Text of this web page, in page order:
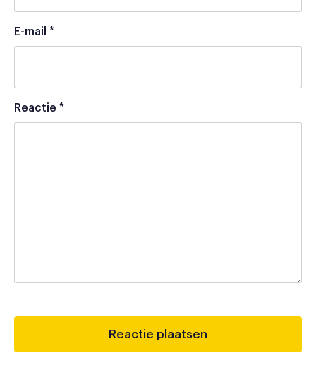
E-mail *
Reactie *